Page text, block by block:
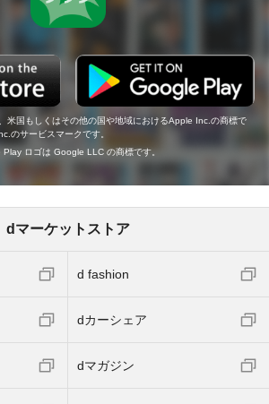
米国もしくはその他の国や地域におけるApple Inc.の商標で
のサービスマークです。
ロゴは Google LLC の商標です。
dマーケットストア
d fashion
dカーシェア
dマガジン